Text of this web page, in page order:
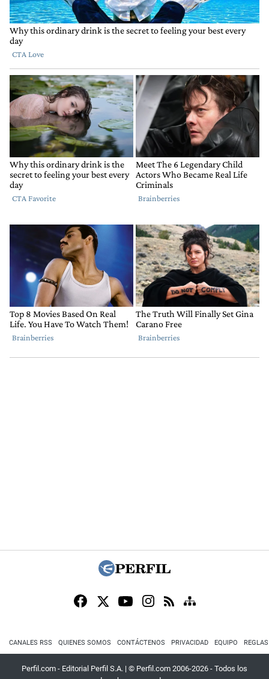
CANALES RSS QUIENES SOMOS CONTÁCTENOS PRIVACIDAD EQUIPO
Perfil.com - Editorial Perfil S.A. | © Perfil.com 2006-2026 - Todos los